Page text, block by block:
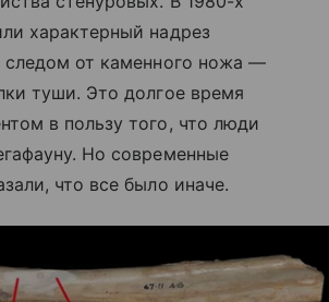
характерный надрез
следом от каменного ножа —
туши. Это долгое время
в пользу того, что люди
Но современные
что все было иначе.